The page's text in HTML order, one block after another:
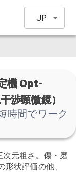
JP
機 Opt-
渉顕微鏡）
時間でワーク
元粗さ。傷・磨
状評価の他、